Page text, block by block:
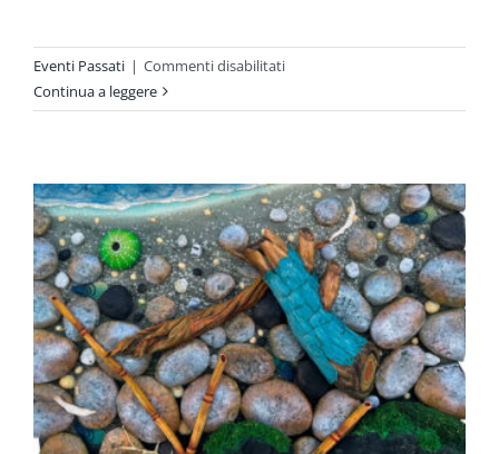
Eventi Passati | Commenti disabilitatisu
Futurista
2023
Continua a leggere